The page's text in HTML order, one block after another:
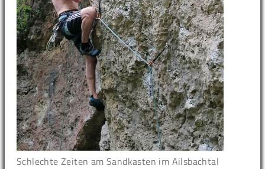
Schlechte Zeiten am Sandkasten im Ailsbachtal